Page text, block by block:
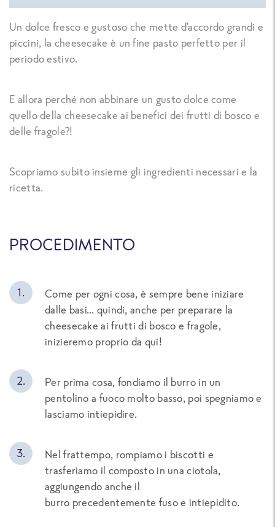
Un dolce fresco e gustoso che mette d’accordo grandi e
piccini, la cheesecake è un fine pasto perfetto per il
periodo estivo.
E allora perché non abbinare un gusto dolce come
quello della cheesecake ai benefici dei frutti di bosco e
delle fragole?!
Scopriamo subito insieme gli ingredienti necessari e la
ricetta.
PROCEDIMENTO
Come per ogni cosa, è sempre bene iniziare
dalle basi… quindi, anche per preparare la
cheesecake ai frutti di bosco e fragole,
inizieremo proprio da qui!
Per prima cosa, fondiamo il burro in un
pentolino a fuoco molto basso, poi spegniamo e
lasciamo intiepidire.
Nel frattempo, rompiamo i biscotti e
trasferiamo il composto in una ciotola,
aggiungendo anche il
burro precedentemente fuso e intiepidito.